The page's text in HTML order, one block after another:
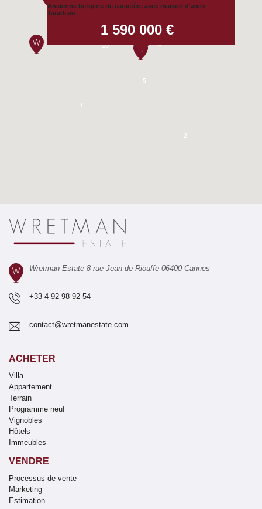
10
7
6
5
2
Ancienne bergerie de caractère avec maison d'amis -
Taradeau
1 590 000 €
Wretman Estate 8 rue Jean de Riouffe 06400 Cannes
+33 4 92 98 92 54
contact@wretmanestate.com
ACHETER
Villa
Appartement
Terrain
Programme neuf
Vignobles
Hôtels
Immeubles
VENDRE
Processus de vente
Marketing
Estimation